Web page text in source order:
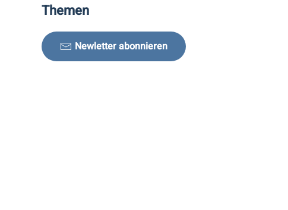
Themen
Newletter abonnieren